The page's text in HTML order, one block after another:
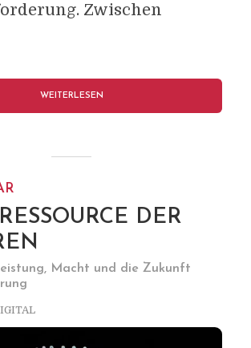
Zwischen
WEITERLESEN
DER
Macht und die Zukunft